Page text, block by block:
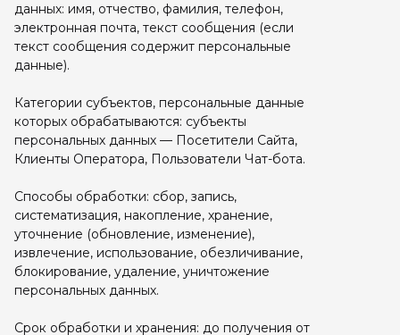
данных: имя, отчество, фамилия, телефон,
электронная почта, текст сообщения (если
текст сообщения содержит персональные
данные).
Категории субъектов, персональные данные
которых обрабатываются: субъекты
персональных данных — Посетители Сайта,
Клиенты Оператора, Пользователи Чат-бота.
Способы обработки: сбор, запись,
систематизация, накопление, хранение,
уточнение (обновление, изменение),
извлечение, использование, обезличивание,
блокирование, удаление, уничтожение
персональных данных.
Срок обработки и хранения: до получения от